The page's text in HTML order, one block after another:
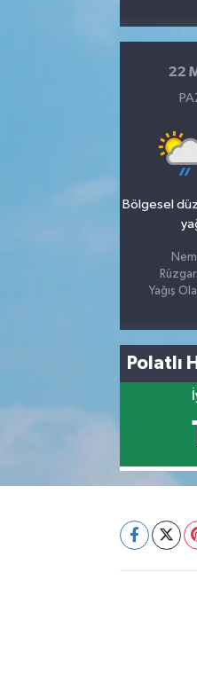
22
Bölgesel
Yağış
Polatlı
1